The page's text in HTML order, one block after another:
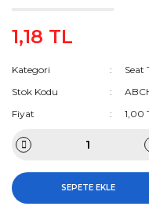
1,18 TL
Kategori
Seat
Stok Kodu
Fiyat
1,00
SEPETE EKLE